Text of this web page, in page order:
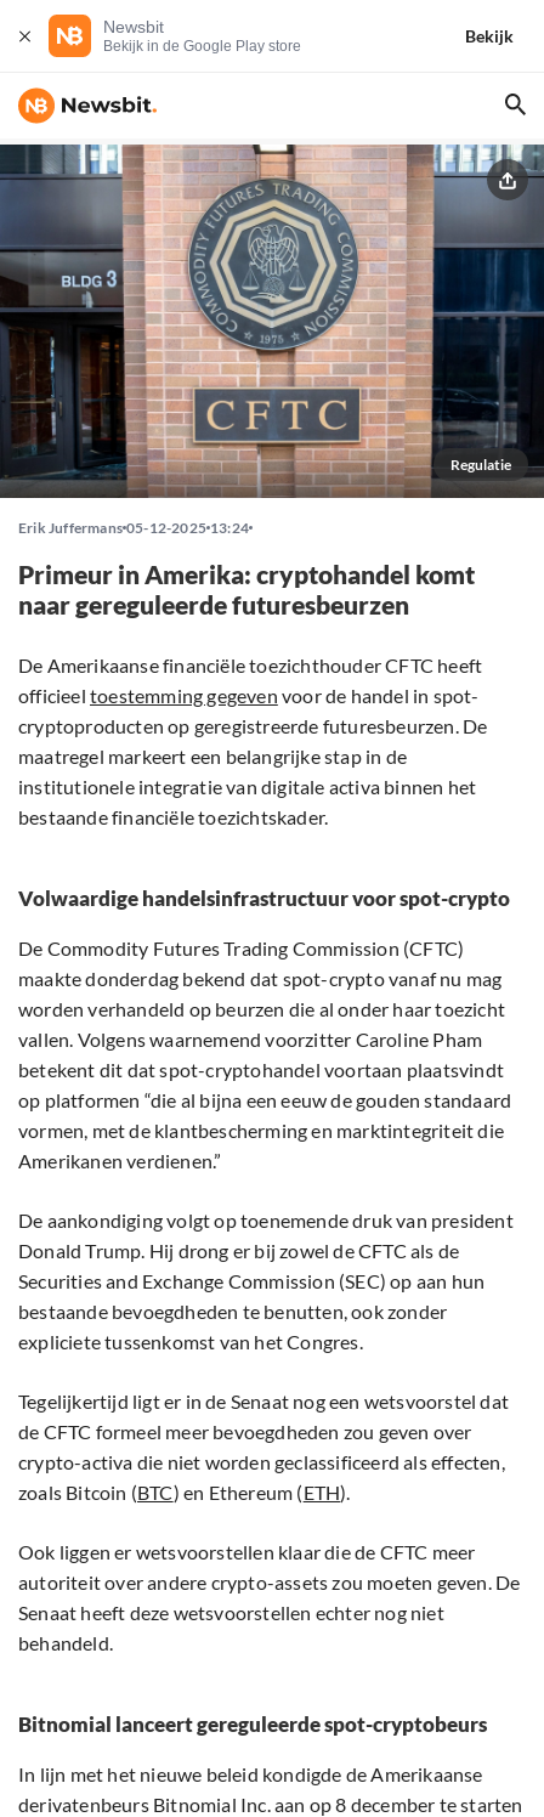
Newsbit
Bekijk in de Google Play store
Bekijk
Regulatie
Erik Juffermans 05-12-2025 13:24
Primeur in Amerika: cryptohandel komt
naar gereguleerde futuresbeurzen
De Amerikaanse financiële toezichthouder CFTC heeft
officieeltoestemming gegeven voor de handel in spot-
cryptoproducten op geregistreerde futuresbeurzen. De
maatregel markeert een belangrijke stap in de
institutionele integratie van digitale activa binnen het
bestaande financiële toezichtskader.
Volwaardige handelsinfrastructuur voor spot-crypto
De Commodity Futures Trading Commission (CFTC)
maakte donderdag bekend dat spot-crypto vanaf nu mag
worden verhandeld op beurzen die al onder haar toezicht
vallen. Volgens waarnemend voorzitter Caroline Pham
betekent dit dat spot-cryptohandel voortaan plaatsvindt
op platformen “die al bijna een eeuw de gouden standaard
vormen, met de klantbescherming en marktintegriteit die
Amerikanen verdienen.”
De aankondiging volgt op toenemende druk van president
Donald Trump. Hij drong er bij zowel de CFTC als de
Securities and Exchange Commission (SEC) op aan hun
bestaande bevoegdheden te benutten, ook zonder
expliciete tussenkomst van het Congres.
Tegelijkertijd ligt er in de Senaat nog een wetsvoorstel dat
de CFTC formeel meer bevoegdheden zou geven over
crypto-activa die niet worden geclassificeerd als effecten,
zoals Bitcoin (BTC) en Ethereum (ETH).
Ook liggen er wetsvoorstellen klaar die de CFTC meer
autoriteit over andere crypto-assets zou moeten geven. De
Senaat heeft deze wetsvoorstellen echter nog niet
behandeld.
Bitnomial lanceert gereguleerde spot-cryptobeurs
In lijn met het nieuwe beleid kondigde de Amerikaanse
derivatenbeurs Bitnomial Inc. aan op 8 december te starten